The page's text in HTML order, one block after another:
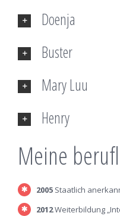
Doenja
Buster
Mary Luu
Henry
Meine
2005 Staatlich
2012Weiterbildung